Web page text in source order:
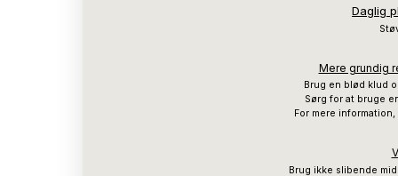
Daglig
Mere grundig
Brug en blød klud
Sørg for at bruge
For mere
Brug ikke slibende